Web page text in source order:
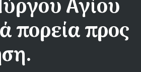
Αγίου
πορεία προς